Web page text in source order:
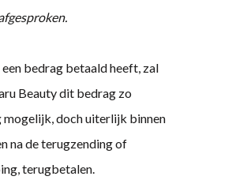
een bedrag betaald heeft, zal
Beauty dit bedrag zo
mogelijk, doch uiterlijk binnen
na de terugzending of
terugbetalen.